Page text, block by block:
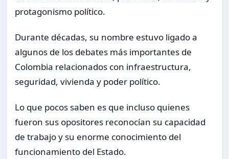
protagonismo político.
Durante décadas, su nombre estuvo ligado a
algunos de los debates más importantes de
Colombia relacionados con infraestructura,
seguridad, vivienda y poder político.
Lo que pocos saben es que incluso quienes
fueron sus opositores reconocían su capacidad
de trabajo y su enorme conocimiento del
funcionamiento del Estado.